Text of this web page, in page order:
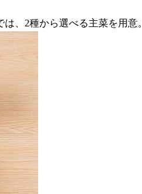
、2種から選べる主菜を用意。